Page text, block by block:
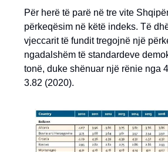
Për herë të parë në tre vite
përkeqësim në këtë indeks. Të
vjeccarit të fundit tregojnë një
ngadalshëm të standardeve
tonë, duke shënuar një rënie nga
3.82 (2020).